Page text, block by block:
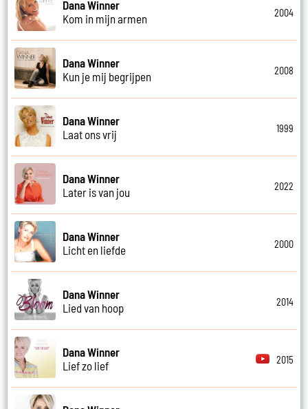
Dana Winner
Kom in mijn armen
2004
Dana Winner
Kun je mij begrijpen
2008
Dana Winner
Laat ons vrij
1999
Dana Winner
Later is van jou
2022
Dana Winner
Licht en liefde
2000
Dana Winner
Lied van hoop
2014
Dana Winner
Lief zo lief
2015